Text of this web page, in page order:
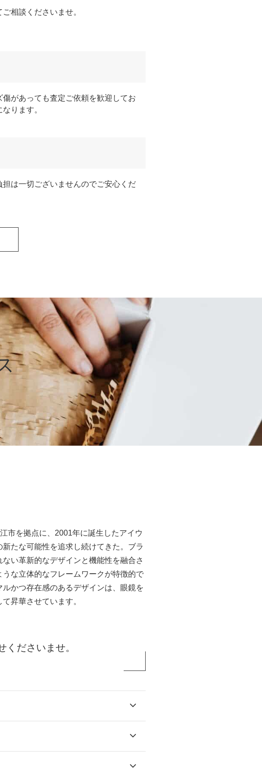
相談くださいませ。
があっても査定ご依頼を歓迎してお
ります。
は一切ございませんのでご安心くだ
市を拠点に、2001年に誕生したアイウ
たな可能性を追求し続けてきた。ブラ
い革新的なデザインと機能性を融合さ
な立体的なフレームワークが特徴的で
かつ存在感のあるデザインは、眼鏡を
昇華させています。
ださいませ。